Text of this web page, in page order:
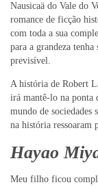
Nausicaä do Vale do
romance de ficção
com toda a sua
para a grandeza
previsível.
A história de Robert
irá mantê-lo na ponta
mundo de sociedades
na história ressoaram
Hayao
Meu filho ficou